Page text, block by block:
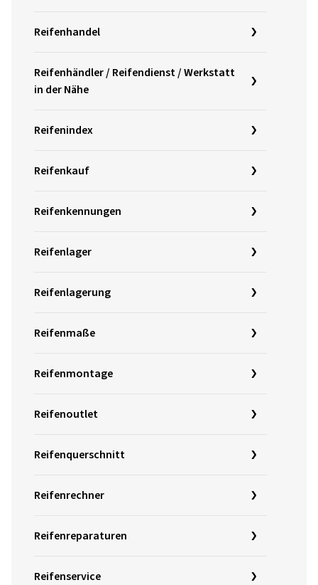
Reifenhandel
Reifenhändler / Reifendienst / Werkstatt
in der Nähe
Reifenindex
Reifenkauf
Reifenkennungen
Reifenlager
Reifenlagerung
Reifenmaße
Reifenmontage
Reifenoutlet
Reifenquerschnitt
Reifenrechner
Reifenreparaturen
Reifenservice